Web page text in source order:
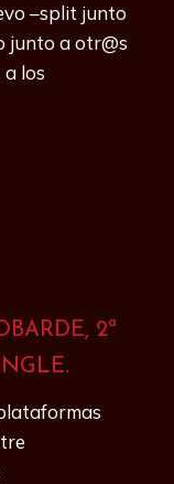
–split junto
junto a otr@s
los
2ª